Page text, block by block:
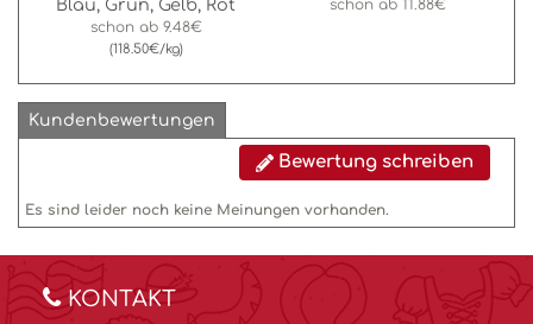
Blau, Grün, Gelb, Rot
schon ab 9.48€
(118.50€/kg)
schon ab 11.88€
Kundenbewertungen
Bewertung schreiben
Es sind leider noch keine Meinungen vorhanden.
KONTAKT